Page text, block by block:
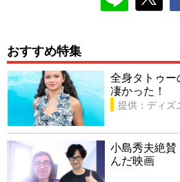
おすすめ特集
全身タトゥ
凄かった！
提供：ディズ
小島秀夫絶
んだ映画